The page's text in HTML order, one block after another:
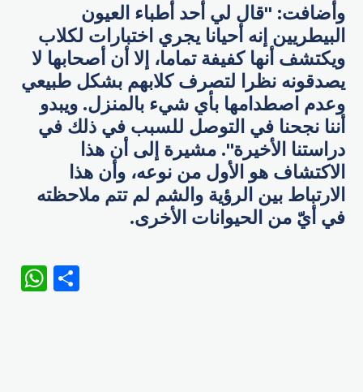
وأضافت: "قال لي أحد أطباء العيون
البيطريين إنه أحيانا يجري اختبارات لكلاب
ويكتشف أنها كفيفة تماما، إلا أن أصحابها لا
يصدقونه نظرا لتصرف كلابهم بشكل طبيعي
وعدم اصطدامها بأي شيء بالمنزل. ويبدو
أننا نجحنا في التوصل للسبب في ذلك في
دراستنا الأخيرة". مشيرة إلى أن هذا
الاكتشاف هو الأول من نوعه، وأن هذا
الارتباط بين الرؤية والشم لم تتم ملاحظته
في أيّ من الحيوانات الأخرى.
WhatsApp